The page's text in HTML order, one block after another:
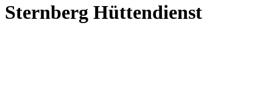
Sternberg Hüttendienst